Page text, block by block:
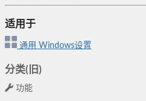
适用于
通用 Windows设置
分类(旧)
功能